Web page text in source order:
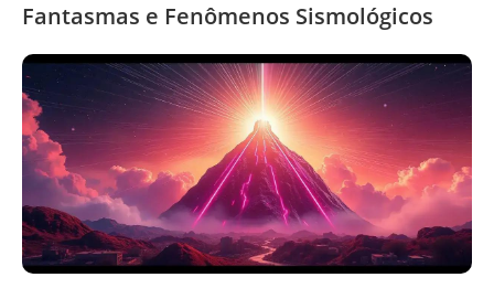
Fantasmas e Fenômenos Sismológicos